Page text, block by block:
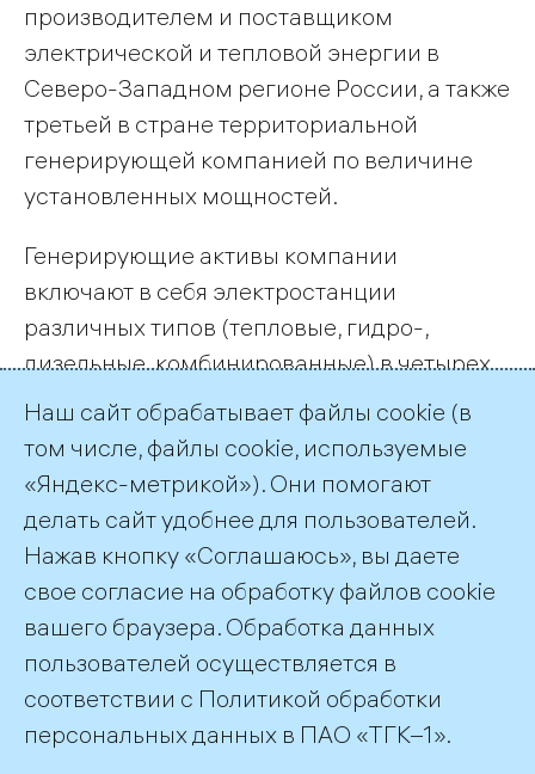
производителем и поставщиком
электрической и тепловой энергии в
Северо-Западном регионе России, а также
третьей в стране территориальной
генерирующей компанией по величине
установленных мощностей.
Генерирующие активы компании
включают в себя электростанции
различных типов (тепловые, гидро-,
дизельные, комбинированные) в четырех
субъектах РФ - Санкт-Петербурге,
Республике Карелия, Ленинградской и
Мурманской областях.
← Все публикации
©2026 ПАО «ТГК–1»
Наш сайт обрабатывает файлы cookie (в
том числе, файлы cookie, используемые
«Яндекс-метрикой»). Они помогают
делать сайт удобнее для пользователей.
Нажав кнопку «Соглашаюсь», вы даете
свое согласие на обработку файлов cookie
вашего браузера. Обработка данных
пользователей осуществляется в
соответствии с Политикой обработки
персональных данных в ПАО «ТГК–1».